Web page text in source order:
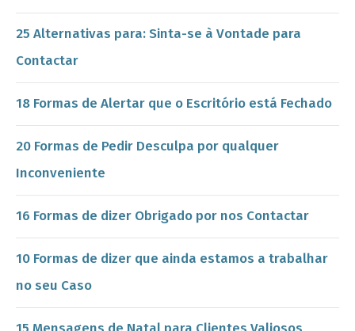
25 Alternativas para: Sinta-se à Vontade para
Contactar
18 Formas de Alertar que o Escritório está Fechado
20 Formas de Pedir Desculpa por qualquer
Inconveniente
16 Formas de dizer Obrigado por nos Contactar
10 Formas de dizer que ainda estamos a trabalhar
no seu Caso